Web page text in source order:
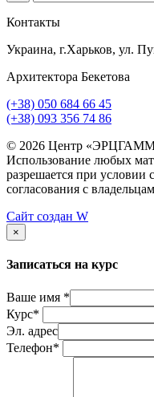
Контакты
Украина, г.Харьков, ул.
Архитектора Бекетова
(+38) 050 684 66 45
(+38) 093 356 74 86
© 2026 Центр
Использование любых
разрешается при условии
согласования с
Сайт создан W
×
Записаться на курс
Ваше имя *
Курс*
Эл. адрес
Телефон*